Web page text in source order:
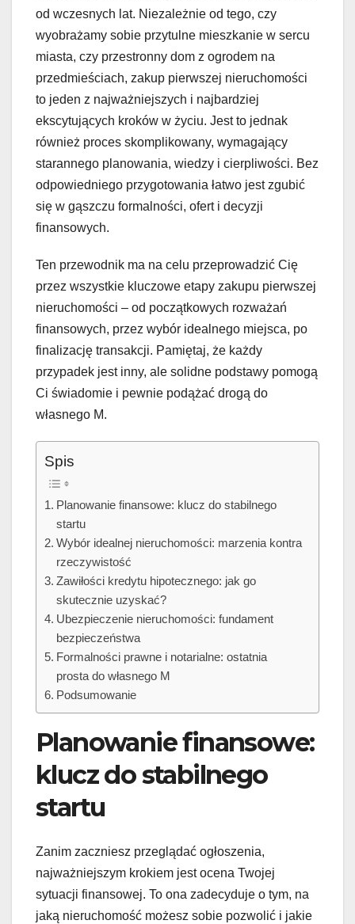
od wczesnych lat. Niezależnie od tego, czy
wyobrażamy sobie przytulne mieszkanie w sercu
miasta, czy przestronny dom z ogrodem na
przedmieściach, zakup pierwszej nieruchomości
to jeden z najważniejszych i najbardziej
ekscytujących kroków w życiu. Jest to jednak
również proces skomplikowany, wymagający
starannego planowania, wiedzy i cierpliwości. Bez
odpowiedniego przygotowania łatwo jest zgubić
się w gąszczu formalności, ofert i decyzji
finansowych.
Ten przewodnik ma na celu przeprowadzić Cię
przez wszystkie kluczowe etapy zakupu pierwszej
nieruchomości – od początkowych rozważań
finansowych, przez wybór idealnego miejsca, po
finalizację transakcji. Pamiętaj, że każdy
przypadek jest inny, ale solidne podstawy pomogą
Ci świadomie i pewnie podążać drogą do
własnego M.
Spis
Planowanie finansowe: klucz do stabilnego
startu
Wybór idealnej nieruchomości: marzenia kontra
rzeczywistość
Zawiłości kredytu hipotecznego: jak go
skutecznie uzyskać?
Ubezpieczenie nieruchomości: fundament
bezpieczeństwa
Formalności prawne i notarialne: ostatnia
prosta do własnego M
Podsumowanie
Planowanie finansowe:
klucz do stabilnego
startu
Zanim zaczniesz przeglądać ogłoszenia,
najważniejszym krokiem jest ocena Twojej
sytuacji finansowej. To ona zadecyduje o tym, na
jaką nieruchomość możesz sobie pozwolić i jakie